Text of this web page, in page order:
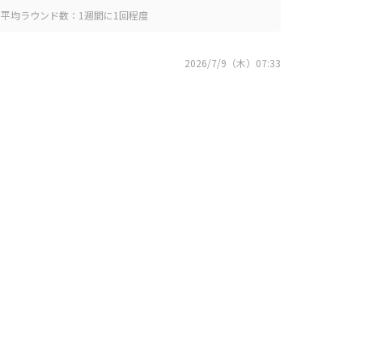
平均ラウンド数：1週間に1回程度
2026/7/9（木）07:33